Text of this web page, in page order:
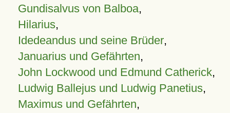
Gundisalvus von Balboa,
Hilarius,
Idedeandus und seine Brüder,
Januarius und Gefährten,
John Lockwood und Edmund Catherick,
Ludwig Ballejus und Ludwig Panetius,
Maximus und Gefährten,